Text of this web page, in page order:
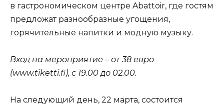
в гастрономическом центре Abattoir, где гостям
предложат разнообразные угощения,
горячительные напитки и модную музыку.
Вход на мероприятие – от 38 евро
(www.tiketti.fi), с 19.00 до 02.00.
На следующий день, 22 марта, состоится